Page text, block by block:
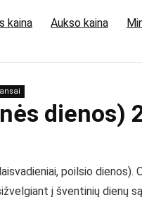
kaina Aukso kaina
dienos)
poilsio dienos).
į šventinių dienų